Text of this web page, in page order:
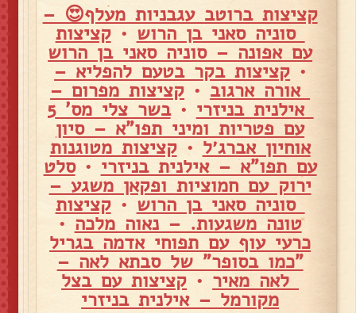
קציצות ברוטב עגבניות מעלף😍 –
סוניה סאני בן הרוש •קציצות
עם אפונה – סוניה סאני בן הרוש
• קציצות בקר בטעם להפליא –
אורה ארגוב • קציצות מפרום –
אילנית בניזרי • בשר צלי מס' 5
עם פטריות ומיני תפו"א – סיון
אוחיון אברג׳ל •קציצות מטוגנות
עם תפו"א – אילנית בניזרי •סלט
ירוק עם חמוציות ופקאן משגע –
סוניה סאני בן הרוש •קציצות
טונה משגעות. – נאוה מלכה •
כרעי עוף עם תפוחי אדמה בגריל
"כמו בסופר" של סבתא לאה –
לאה מאיר • קציצות עם בצל
מקורמל – אילנית בניזרי